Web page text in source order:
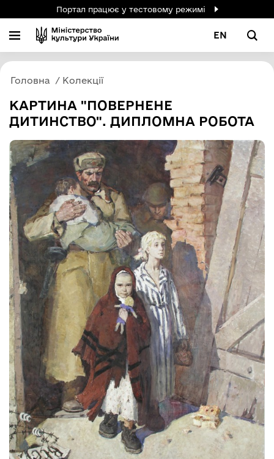
Портал працює у тестовому режимі
EN
Головна Колекції
КАРТИНА "ПОВЕРНЕНЕ
ДИТИНСТВО". ДИПЛОМНА РОБОТА